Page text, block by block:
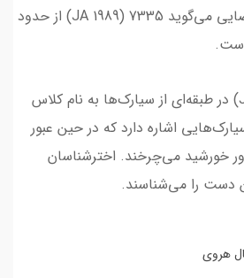
کوچک هستند. آژانس فضایی می‌گوید 7335 (1989 JA) از حدود
همچنین 7335 (1989 JA) در طبقه‌ای از سیارک‌ها به نام کلاس
اشاره دارد که در حین عبور
خورشید می‌چرخند. اخترشناسان
هروی